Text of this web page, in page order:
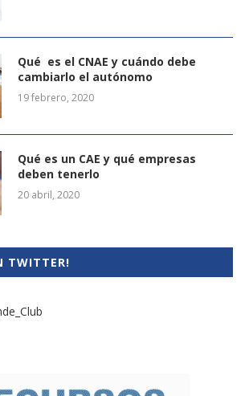
Qué es el CNAE y cuándo debe
cambiarlo el autónomo
19 febrero, 2020
Qué es un CAE y qué empresas
deben tenerlo
20 abril, 2020
TWITTER!